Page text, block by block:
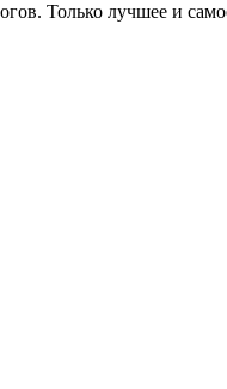
Только лучшее и